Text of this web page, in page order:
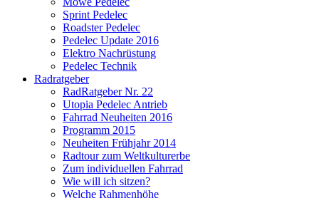
Sprint Pedelec
Roadster Pedelec
Pedelec Update 2016
Elektro Nachrüstung
Pedelec Technik
Radratgeber
RadRatgeber Nr. 22
Utopia Pedelec Antrieb
Fahrrad Neuheiten 2016
Programm 2015
Neuheiten Frühjahr 2014
Radtour zum Weltkulturerbe
Zum individuellen Fahrrad
Wie will ich sitzen?
Welche Rahmenhöhe